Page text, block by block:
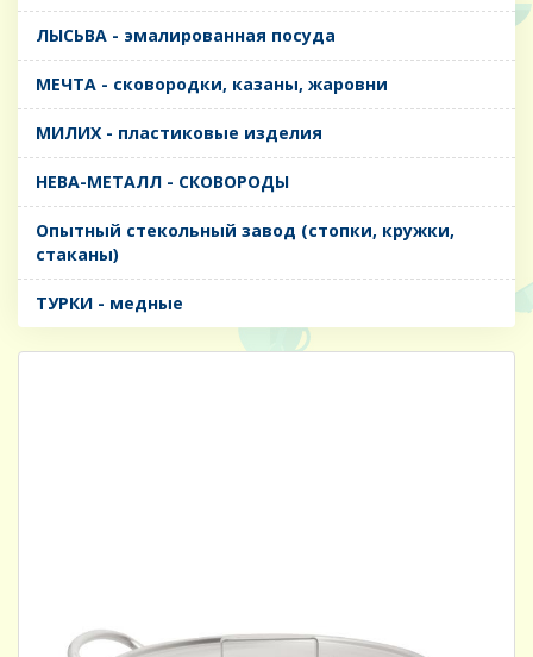
ЛЫСЬВА - эмалированная посуда
МЕЧТА - сковородки, казаны, жаровни
МИЛИХ - пластиковые изделия
НЕВА-МЕТАЛЛ - СКОВОРОДЫ
Опытный стекольный завод (стопки, кружки,
стаканы)
ТУРКИ - медные